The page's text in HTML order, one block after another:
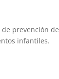
de prevención de
infantiles.